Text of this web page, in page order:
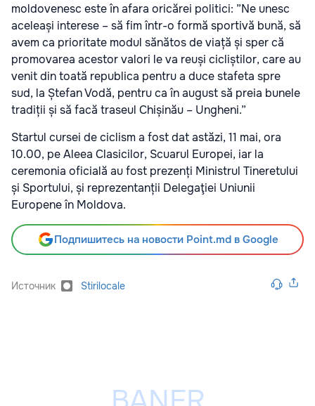
moldovenesc este în afara oricărei politici: ”Ne unesc
aceleași interese – să fim într-o formă sportivă bună, să
avem ca prioritate modul sănătos de viață și sper că
promovarea acestor valori le va reuși cicliștilor, care au
venit din toată republica pentru a duce stafeta spre
sud, la Ștefan Vodă, pentru ca în august să preia bunele
tradiții și să facă traseul Chișinău – Ungheni.”
Startul cursei de ciclism a fost dat astăzi, 11 mai, ora
10.00, pe Aleea Clasicilor, Scuarul Europei, iar la
ceremonia oficială au fost prezenți Ministrul Tineretului
și Sportului, și reprezentanții Delegaţiei Uniunii
Europene în Moldova.
Подпишитесь на новости Point.md в Google
Источник Stirilocale